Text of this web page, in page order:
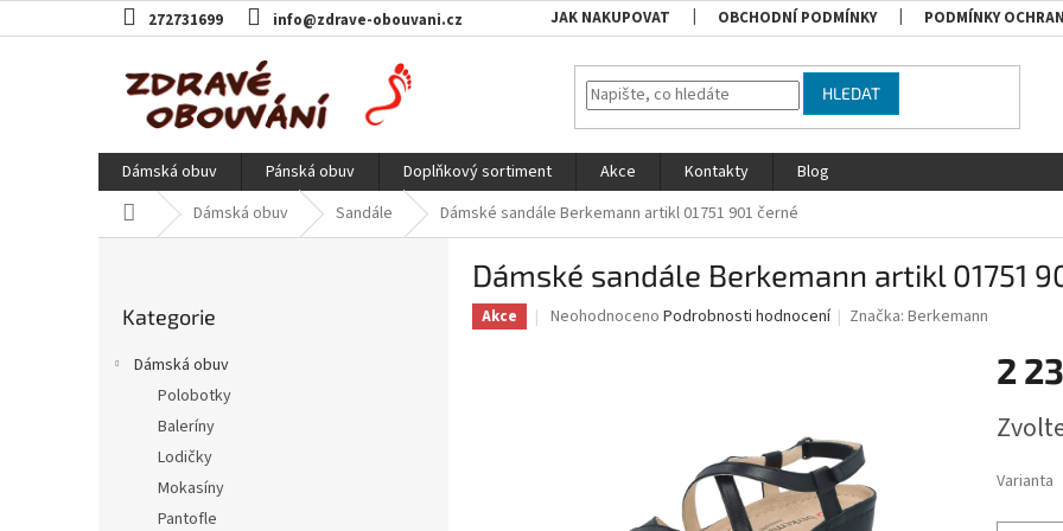
na
272731699 info@zdrave-obouvani.cz JAK NAKUPOVAT OBCHODNÍ PODMÍNKY PODMÍNKY
HLEDAT
Dámská obuv Pánská obuv Doplňkový sortiment Akce Kontakty
Blog
Domů Dámská obuv Sandále Dámské sandále Berkemann artikl 01751 901 černé
kategorie
Kategorie
Dámská obuv
Polobotky
Baleríny
Lodičky
Mokasíny
Pantofle
Dámské sandále Berkemann artikl 01751
Akce
Průměrné
Neohodnoceno Podrobnosti hodnocení Značka:Berkemann
2
cena:
Varianta